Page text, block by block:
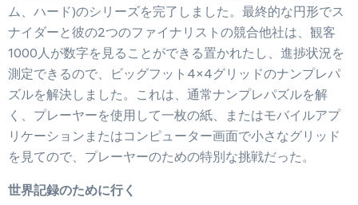
ム、ハード)のシリーズを完了しました。最終的な円形でス
ナイダーと彼の2つのファイナリストの競合他社は、観客
1000人が数字を見ることができる置かれたし、進捗状況を
測定できるので、ビッグフット4×4グリッドのナンプレパ
ズルを解決しました。これは、通常ナンプレパズルを解
く、プレーヤーを使用して一枚の紙、またはモバイルアプ
リケーションまたはコンピューター画面で小さなグリッド
を見てので、プレーヤーのための特別な挑戦だった。
世界記録のために行く